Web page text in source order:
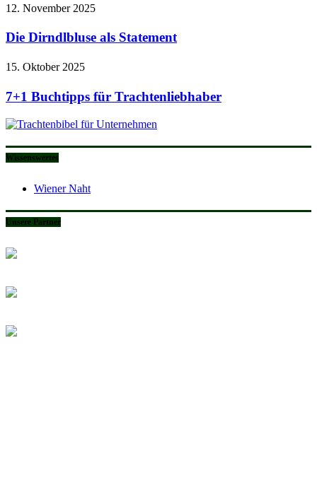
12. November 2025
Die Dirndlbluse als Statement
15. Oktober 2025
7+1 Buchtipps für Trachtenliebhaber
Wissenswertes
Wiener Naht
Unsere Partner